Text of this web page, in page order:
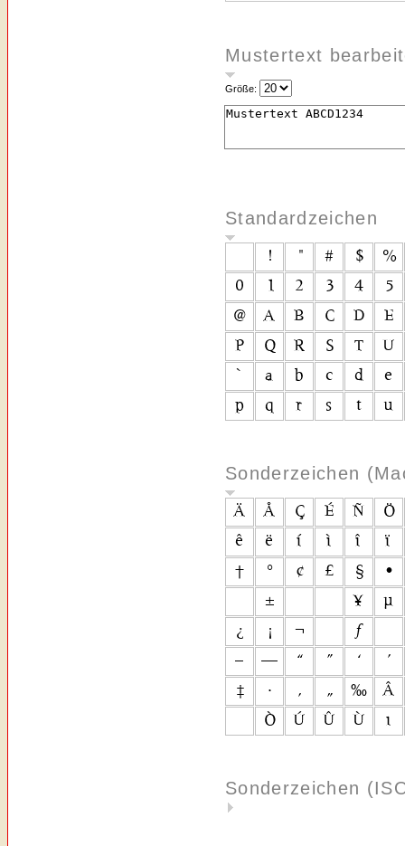
Mustertext
Größe:
Standardzeichen
Sonderzeichen
Sonderzeichen